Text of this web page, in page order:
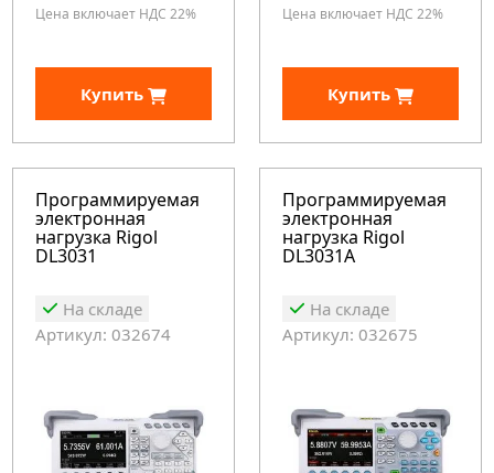
Цена включает НДС 22%
Купить
Цена включает НДС 22%
Купить
Программируемая
электронная
нагрузка Rigol
DL3031
На складе
Артикул: 032674
Программируемая
электронная
нагрузка Rigol
DL3031A
На складе
Артикул: 032675